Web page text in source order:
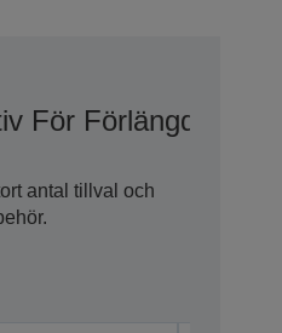
För Förlängd
antal tillval och